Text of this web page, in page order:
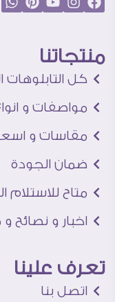
منتجاتنا
كل التابلوهات
مواصفات و
مقاسات و
ضمان الجودة
متاح للاستلام
اخبار و نصائح
تعرف علينا
اتصل بنا